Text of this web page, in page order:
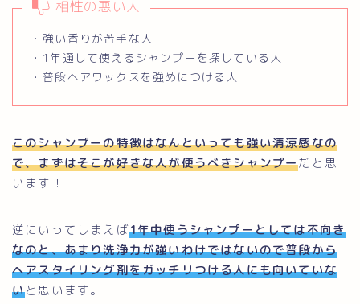
相性の悪い人
・強い香りが苦手な人
・1年通して使えるシャンプーを探している人
・普段ヘアワックスを強めにつける人
このシャンプーの特徴はなんといっても強い清涼感なの
で、まずはそこが好きな人が使うべきシャンプーだと思
います！
逆にいってしまえば1年中使うシャンプーとしては不向き
なのと、あまり洗浄力が強いわけではないので普段から
ヘアスタイリング剤をガッチリつける人にも向いていな
いと思います。